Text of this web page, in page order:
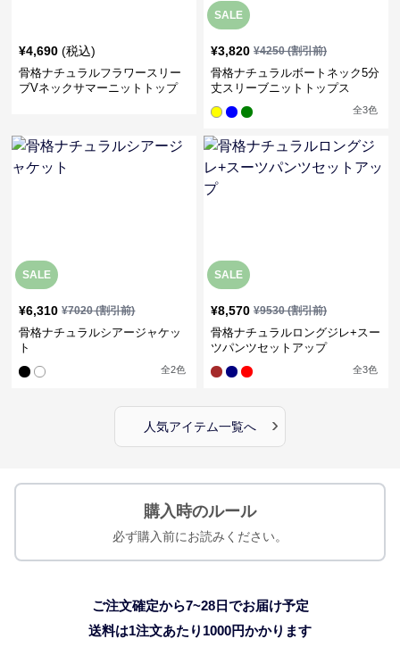
¥4,690 (税込)
骨格ナチュラルフラワースリー
ブVネックサマーニットトップ
SALE
¥3,820 ¥4250(割引前)
骨格ナチュラルボートネック5分
丈スリーブニットトップス
全3色
SALE
¥6,310 ¥7020(割引前)
骨格ナチュラルシアージャケッ
ト
全2色
SALE
¥8,570 ¥9530(割引前)
骨格ナチュラルロングジレ+スー
ツパンツセットアップ
全3色
人気アイテム一覧へ ›
購入時のルール
必ず購入前にお読みください。
ご注文確定から7~28日でお届け予定
送料は1注文あたり 1000円かかります